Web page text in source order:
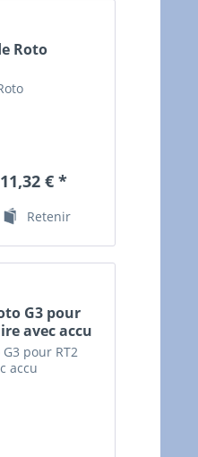
Roto
€ *
Retenir
G3 pour
avec accu
pour RT2
accu